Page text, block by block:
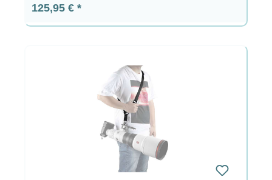
Prix régulier :
125,95 €